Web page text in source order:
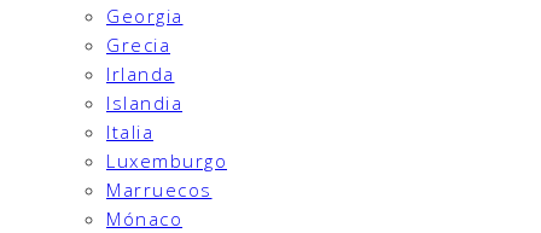
Georgia
Grecia
Irlanda
Islandia
Italia
Luxemburgo
Marruecos
Mónaco